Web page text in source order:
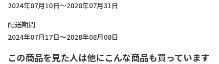
2024年07月10日～2028年07月31日
配送期間
2024年07月17日～2028年08月08日
この商品を見た人は他にこんな商品も買っています